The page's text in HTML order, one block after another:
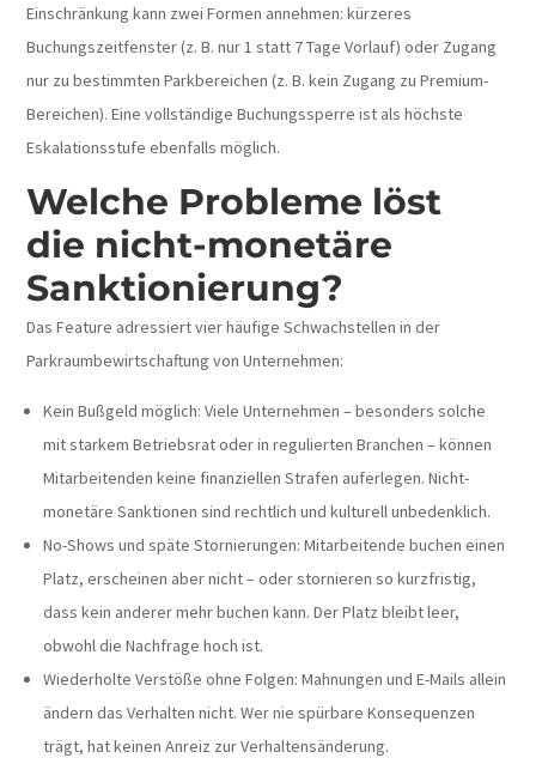
Einschränkung kann zwei Formen annehmen: kürzeres
Buchungszeitfenster (z. B. nur 1 statt 7 Tage Vorlauf) oder Zugang
nur zu bestimmten Parkbereichen (z. B. kein Zugang zu Premium-
Bereichen). Eine vollständige Buchungssperre ist als höchste
Eskalationsstufe ebenfalls möglich.
Welche Probleme löst
die nicht-monetäre
Sanktionierung?
Das Feature adressiert vier häufige Schwachstellen in der
Parkraumbewirtschaftung von Unternehmen:
Kein Bußgeld möglich: Viele Unternehmen – besonders solche
mit starkem Betriebsrat oder in regulierten Branchen – können
Mitarbeitenden keine finanziellen Strafen auferlegen. Nicht-
monetäre Sanktionen sind rechtlich und kulturell unbedenklich.
No-Shows und späte Stornierungen: Mitarbeitende buchen einen
Platz, erscheinen aber nicht – oder stornieren so kurzfristig,
dass kein anderer mehr buchen kann. Der Platz bleibt leer,
obwohl die Nachfrage hoch ist.
Wiederholte Verstöße ohne Folgen: Mahnungen und E-Mails allein
ändern das Verhalten nicht. Wer nie spürbare Konsequenzen
trägt, hat keinen Anreiz zur Verhaltensänderung.